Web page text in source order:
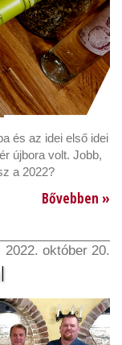
és az idei első idei
újbora volt. Jobb,
a 2022?
Bővebben »
2022. október 20.